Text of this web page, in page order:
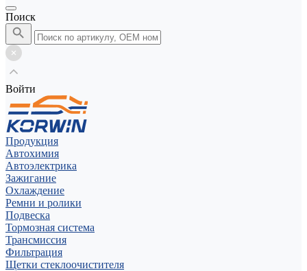
Поиск
Войти
Продукция
Автохимия
Автоэлектрика
Зажигание
Охлаждение
Ремни и ролики
Подвеска
Тормозная система
Трансмиссия
Фильтрация
Щетки стеклоочистителя